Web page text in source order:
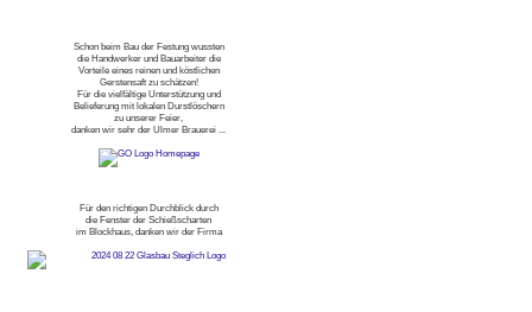
Schon beim Bau der Festung wussten
die Handwerker und Bauarbeiter die
Vorteile eines reinen und köstlichen
Gerstensaft zu schätzen!
Für die vielfältige Unterstützung und
Belieferung mit lokalen Durstlöschern
zu unserer Feier,
danken wir sehr der Ulmer Brauerei ...
Für den richtigen Durchblick durch
die Fenster der Schießscharten
im Blockhaus, danken wir der Firma